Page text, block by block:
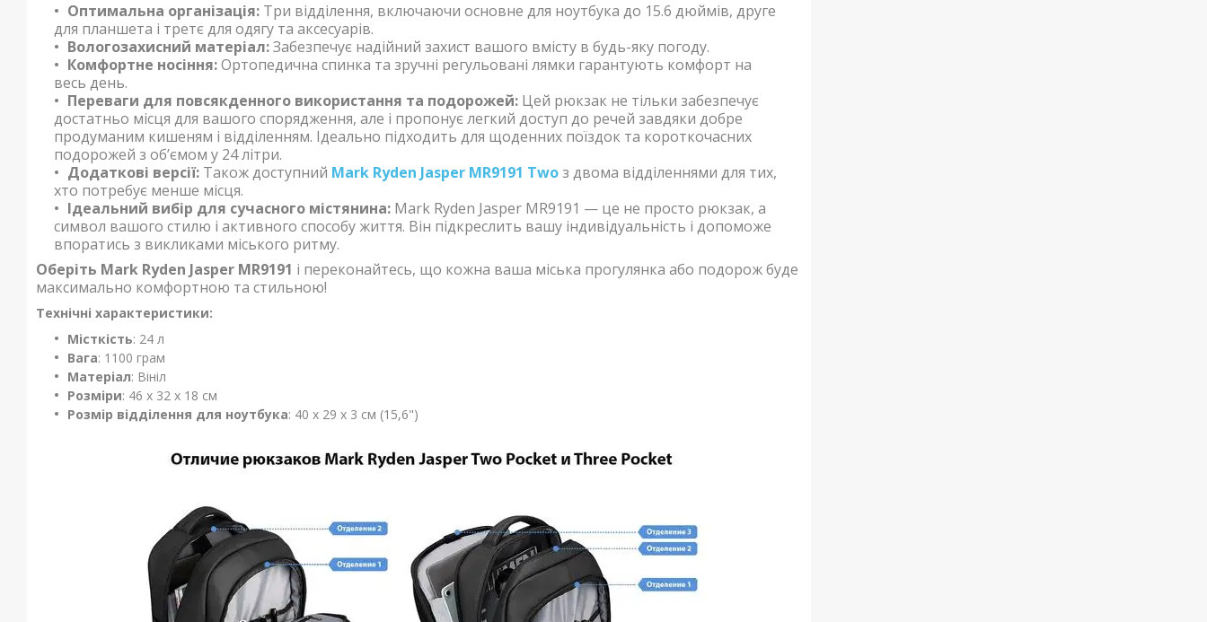
Оптимальна організація: Три відділення, включаючи основне для ноутбука до 15.6 дюймів, друге
для планшета і третє для одягу та аксесуарів.
Вологозахисний матеріал:Забезпечує надійний захист вашого вмісту в будь-яку погоду.
Комфортне носіння:Ортопедична спинка та зручні регульовані лямки гарантують комфорт на
весь день.
Переваги для повсякденного використання та подорожей: Цей рюкзак не тільки забезпечує
достатньо місця для вашого спорядження, але і пропонує легкий доступ до речей завдяки добре
продуманим кишеням і відділенням. Ідеально підходить для щоденних поїздок та короткочасних
подорожей з об’ємом у 24 літри.
Додаткові версії: Також доступний Mark Ryden Jasper MR9191 Two з двома відділеннями для тих,
хто потребує менше місця.
Ідеальний вибір для сучасного містянина: Mark Ryden Jasper MR9191 — це не просто рюкзак, а
символ вашого стилю і активного способу життя. Він підкреслить вашу індивідуальність і допоможе
впоратись з викликами міського ритму.
Оберіть Mark Ryden Jasper MR9191 і переконайтесь, що кожна ваша міська прогулянка або подорож буде
максимально комфортною та стильною!
Технічні характеристики:
Місткість: 24 л
Вага: 1100 грам
Матеріал: Вініл
Розміри: 46 х 32 х 18 см
Розмір відділення для ноутбука: 40 x 29 x 3 см (15,6")